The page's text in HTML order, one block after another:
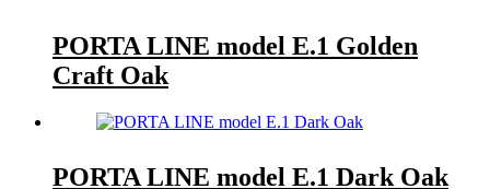
PORTA LINE model E.1 Golden
Craft Oak
PORTA LINE model E.1 Dark Oak